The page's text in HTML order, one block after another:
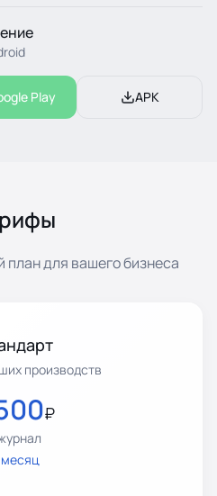
Play APK
для вашего бизнеса
производств
₽
месяц